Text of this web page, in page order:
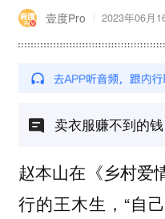
壹度Pro 2023年06月
卖衣服赚不到的
赵本山在《乡村爱
行的王木生，“自